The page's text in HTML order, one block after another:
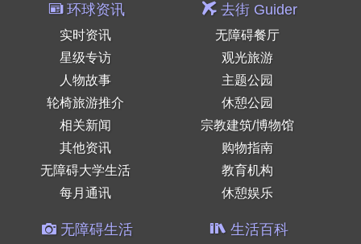
环球资讯
实时资讯
星级专访
人物故事
轮椅旅游推介
相关新闻
其他资讯
无障碍大学生活
每月通讯
去街 Guider
无障碍餐厅
观光旅游
主题公园
休憩公园
宗教建筑/博物馆
购物指南
教育机构
休憩娱乐
无障碍生活 生活百科